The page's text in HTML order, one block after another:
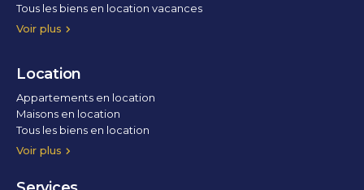
Voir plus
Tous les biens en location vacances
Location
Voir plus
Appartements en location
Maisons en location
Tous les biens en location